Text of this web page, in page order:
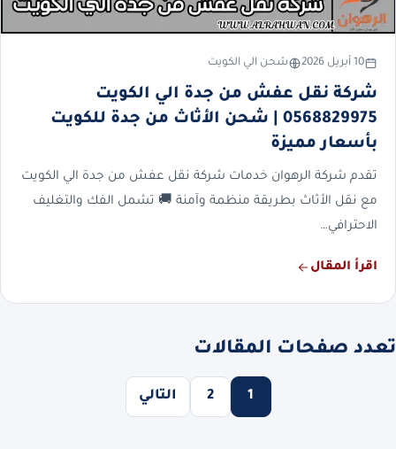
10 أبريل 2026 شحن الي الكويت
شركة نقل عفش من جدة الي الكويت
0568829975 | شحن الأثاث من جدة للكويت
بأسعار مميزة
تقدم شركة الرهوان خدمات شركة نقل عفش من جدة الي الكويت
مع نقل الأثاث بطريقة منظمة وآمنة 🚚 تشمل الفك والتغليف
الاحترافي…
اقرأ المقال
تعدد صفحات المقالات
1
2 التالي